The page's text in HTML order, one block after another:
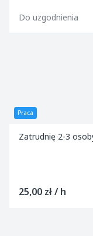
Do uzgodnienia
Praca
Zatrudnię 2-3
25,00 zł / h